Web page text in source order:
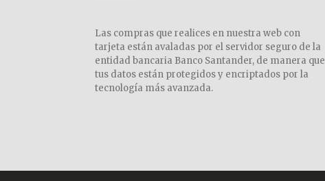
Las compras que realices en nuestra web con
tarjeta están avaladas por el servidor seguro de la
entidad bancaria Banco Santander, de manera que
tus datos están protegidos y encriptados por la
tecnología más avanzada.